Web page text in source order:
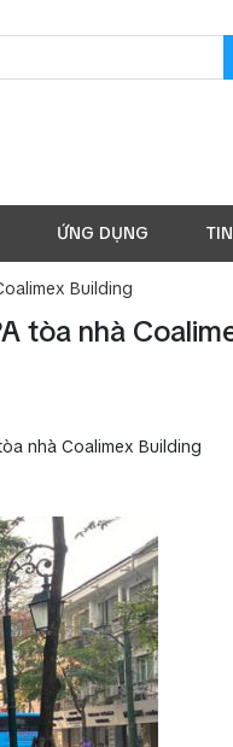
ỨNG DỤNG
Building
tòa nhà
nhà Coalimex Building